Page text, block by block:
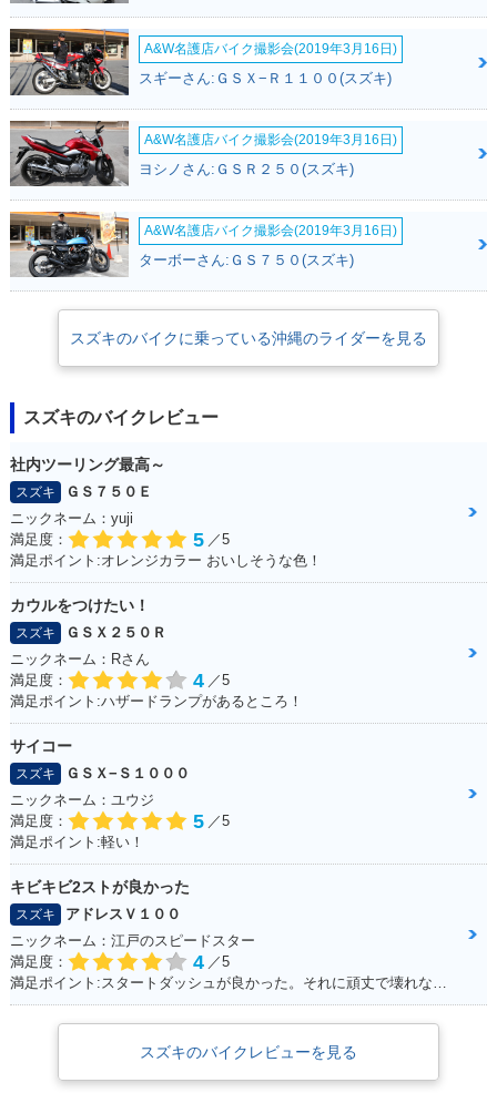
A&W名護店バイク撮影会(2019年3月16日)
スギーさん:ＧＳＸ−Ｒ１１００(スズキ)
A&W名護店バイク撮影会(2019年3月16日)
ヨシノさん:ＧＳＲ２５０(スズキ)
A&W名護店バイク撮影会(2019年3月16日)
ターボーさん:ＧＳ７５０(スズキ)
スズキのバイクに乗っている沖縄のライダーを見る
スズキのバイクレビュー
社内ツーリング最高～
スズキ
ＧＳ７５０Ｅ
ニックネーム：yuji
満足度：
5 ／5
満足ポイント:オレンジカラー おいしそうな色！
カウルをつけたい！
スズキ
ＧＳＸ２５０Ｒ
ニックネーム：Rさん
満足度：
4 ／5
満足ポイント:ハザードランプがあるところ！
サイコー
スズキ
ＧＳＸ−Ｓ１０００
ニックネーム：ユウジ
満足度：
5 ／5
満足ポイント:軽い！
キビキビ2ストが良かった
スズキ
アドレスＶ１００
ニックネーム：江戸のスピードスター
満足度：
4 ／5
スズキのバイクレビューを見る